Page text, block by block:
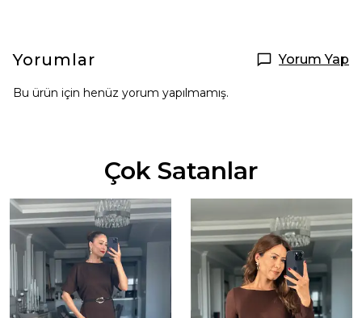
Yorumlar Yorum Yap
Bu ürün için henüz yorum yapılmamış.
Çok Satanlar